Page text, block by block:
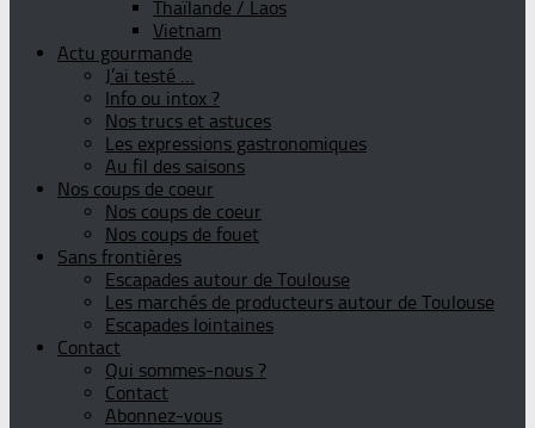
Thaïlande / Laos
Vietnam
Actu gourmande
J’ai testé …
Info ou intox ?
Nos trucs et astuces
Les expressions gastronomiques
Au fil des saisons
Nos coups de coeur
Nos coups de coeur
Nos coups de fouet
Sans frontières
Escapades autour de Toulouse
Les marchés de producteurs autour de Toulouse
Escapades lointaines
Contact
Qui sommes-nous ?
Contact
Abonnez-vous